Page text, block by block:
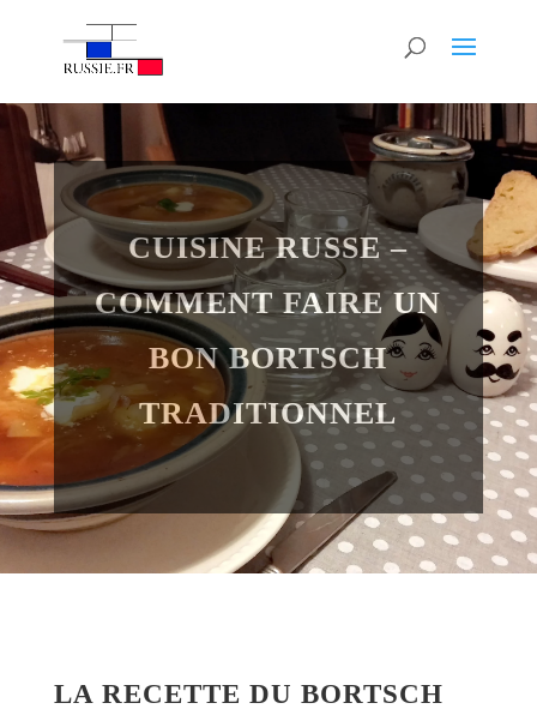
CUISINE RUSSE –
COMMENT FAIRE UN
BON BORTSCH
TRADITIONNEL
LA RECETTE DU BORTSCH